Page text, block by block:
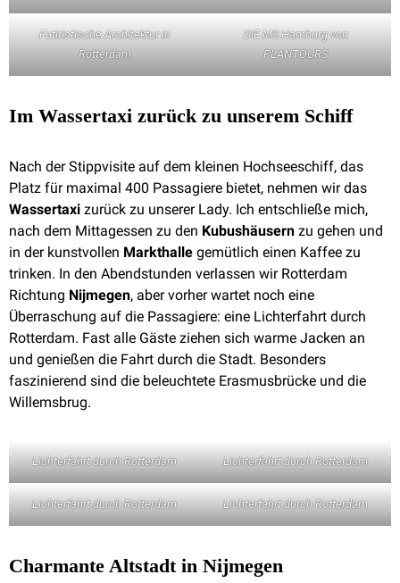
Futiristische Architektur in
Rotterdam
DIE MS Hamburg von
PLANTOURS
Im Wassertaxi zurück zu unserem Schiff
Nach der Stippvisite auf dem kleinen Hochseeschiff, das
Platz für maximal 400 Passagiere bietet, nehmen wir das
Wassertaxi zurück zu unserer Lady. Ich entschließe mich,
nach dem Mittagessen zu den Kubushäusern zu gehen und
in der kunstvollen Markthalle gemütlich einen Kaffee zu
trinken. In den Abendstunden verlassen wir Rotterdam
Richtung Nijmegen, aber vorher wartet noch eine
Überraschung auf die Passagiere: eine Lichterfahrt durch
Rotterdam. Fast alle Gäste ziehen sich warme Jacken an
und genießen die Fahrt durch die Stadt. Besonders
faszinierend sind die beleuchtete Erasmusbrücke und die
Willemsbrug.
Lichterfahrt durch Rotterdam Lichterfahrt durch Rotterdam
Lichterfahrt durch Rotterdam Lichterfahrt durch Rotterdam
Charmante Altstadt in Nijmegen